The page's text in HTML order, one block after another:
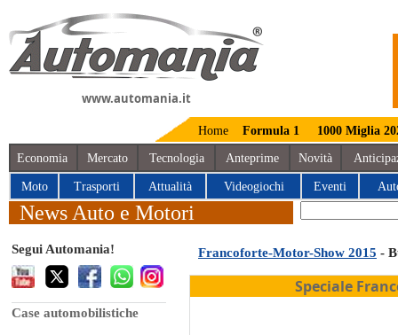
www.automania.it
Home Formula 1 1000 Miglia
Economia Mercato Tecnologia Anteprime Novità
Moto Trasporti Attualità Videogiochi Eventi
News Auto e Motori
Segui Automania!
Case automobilistiche
Francoforte-Motor-Show 2015 -
Speciale